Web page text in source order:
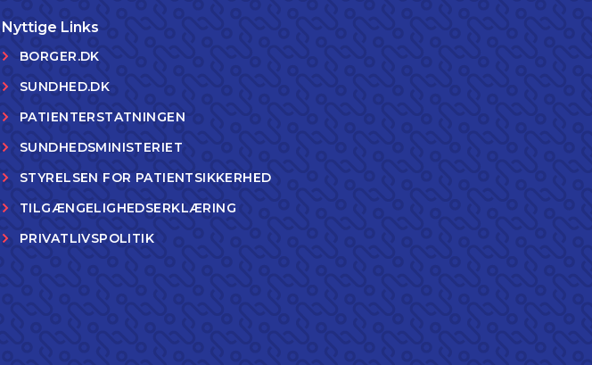
Nyttige Links
BORGER.DK
SUNDHED.DK
PATIENTERSTATNINGEN
SUNDHEDSMINISTERIET
STYRELSEN FOR PATIENTSIKKERHED
TILGÆNGELIGHEDSERKLÆRING
PRIVATLIVSPOLITIK